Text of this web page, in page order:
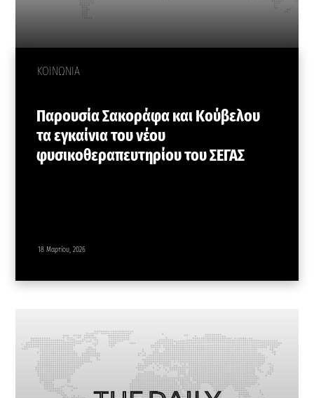
ΚΟΙΝΩΝΙΑ
Παρουσία Σακοράφα και Κούβελου
τα εγκαίνια του νέου
φυσικοθεραπευτηρίου του ΣΕΓΑΣ
18 Μαρτίου, 2026